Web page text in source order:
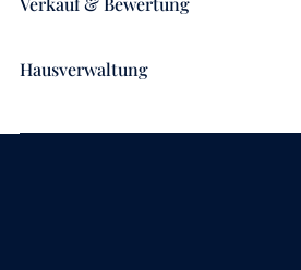
Hausverwaltung